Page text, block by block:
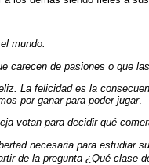
mundo.
carecen de pasiones o que
La felicidad es la
por ganar para poder jugar.
votan para decidir qué
necesaria para
de la pregunta ¿Qué